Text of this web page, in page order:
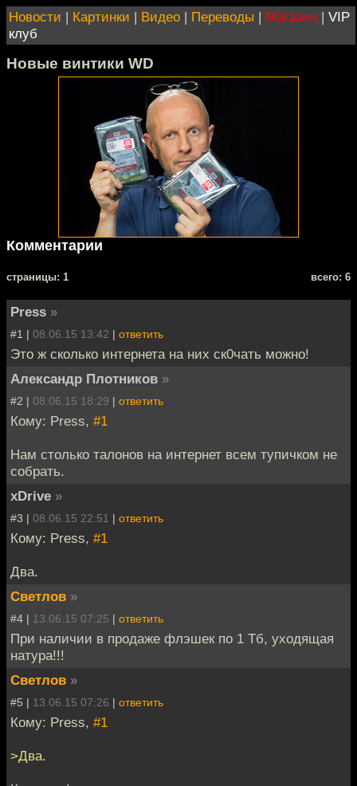
Новости | Картинки | Видео | Переводы | Магазин | VIP
клуб
Новые винтики WD
Комментарии
cтраницы: 1 всего: 6
Press »
#1 | 08.06.15 13:42 | ответить
Это ж сколько интернета на них ск0чать можно!
Александр Плотников »
#2 | 08.06.15 18:29 | ответить
Кому: Press, #1
Нам столько талонов на интернет всем тупичком не
собрать.
xDrive »
#3 | 08.06.15 22:51 | ответить
Кому: Press, #1
Два.
Светлов »
#4 | 13.06.15 07:25 | ответить
При наличии в продаже флэшек по 1 Тб, уходящая
натура!!!
Светлов »
#5 | 13.06.15 07:26 | ответить
Кому: Press, #1
>Два.